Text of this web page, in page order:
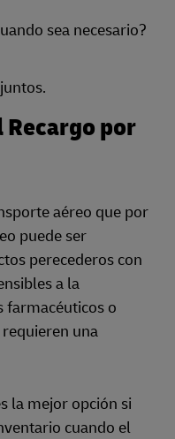
sea necesario?
por
aéreo que por
puede ser
perecederos con
a la
o
una
la mejor opción si
cuando el